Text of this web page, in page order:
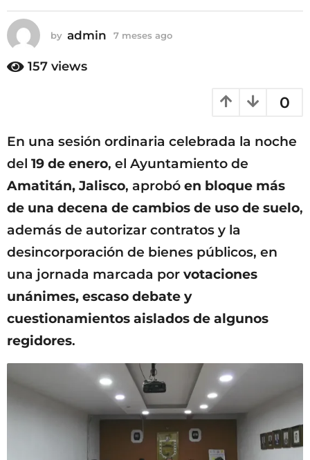
o
by admin 7 meses ago
o
157 views
0
En una sesión ordinaria celebrada la noche
del 19 de enero, el Ayuntamiento de
Amatitán, Jalisco, aprobó en bloque más
de una decena de cambios de uso de suelo,
además de autorizar contratos y la
desincorporación de bienes públicos, en
una jornada marcada por votaciones
unánimes, escaso debate y
cuestionamientos aislados de algunos
regidores.